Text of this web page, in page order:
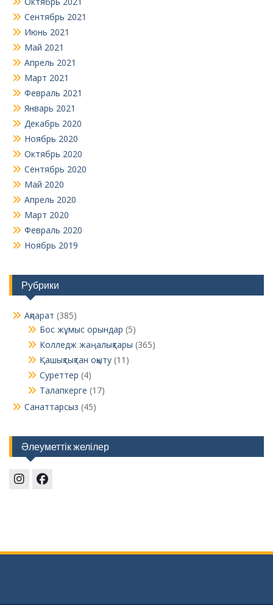
Сентябрь 2021
Июнь 2021
Май 2021
Апрель 2021
Март 2021
Февраль 2021
Январь 2021
Декабрь 2020
Ноябрь 2020
Октябрь 2020
Сентябрь 2020
Май 2020
Апрель 2020
Март 2020
Февраль 2020
Ноябрь 2019
Рубрики
Ақпарат (385)
Бос жұмыс орындар (5)
Колледж жаңалықтары (365)
Қашықтықтан оқыту (11)
Суреттер (4)
Талапкерге (17)
Санаттарсыз (45)
Әлеуметтік желілер